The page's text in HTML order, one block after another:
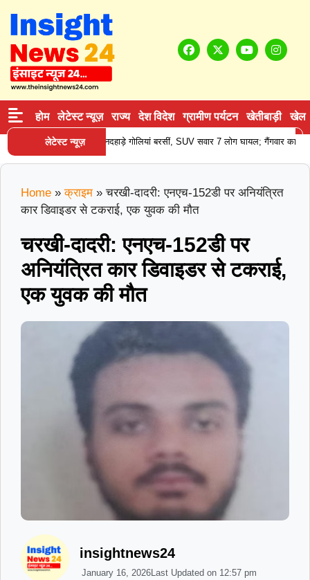
होम लेटेस्ट न्यूज़ राज्य देश विदेश ग्रामीण पर्यटन खेतीबाड़ी खेल
लेटेस्ट न्यूज़
हरियाणा में थाने के सामने दिनदहाड़े गोलियां बरसीं, SUV सवार 7 लोग घायल; गैंगवार का एंगल
Home » क्राइम »चरखी-दादरी: एनएच-152डी पर अनियंत्रित
कार डिवाइडर से टकराई, एक युवक की मौत
चरखी-दादरी: एनएच-152डी पर
अनियंत्रित कार डिवाइडर से टकराई,
एक युवक की मौत
insightnews24
January 16, 2026Last Updated on 12:57 pm